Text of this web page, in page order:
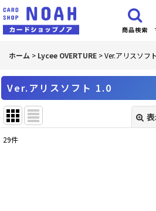
商品検索
ホーム > Lycee OVERTURE >Ver.アリスソフ
Ver.アリスソフト 1.0
29件